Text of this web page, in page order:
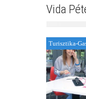
Vida
Turisztika-